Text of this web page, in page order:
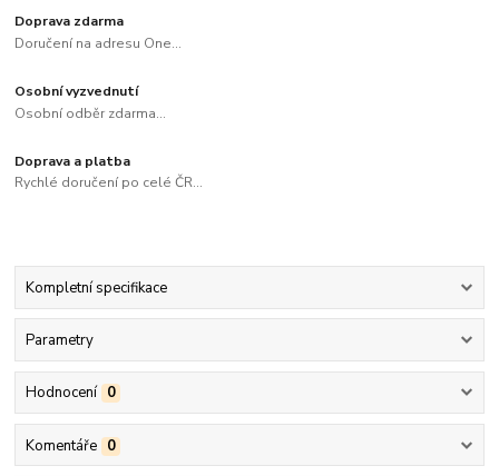
Doprava zdarma
Doručení na adresu One...
Osobní vyzvednutí
Osobní odběr zdarma...
Doprava a platba
Rychlé doručení po celé ČR...
Kompletní specifikace
Parametry
Hodnocení 0
Komentáře 0